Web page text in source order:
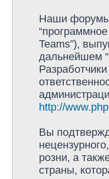
Наши форумы
Teams”),
дальнейшем
http://
Вы
розни, а
страны,